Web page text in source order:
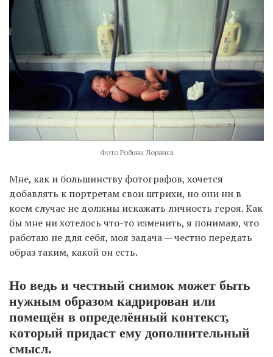
Фото Робина Лоранса
Мне, как и большинству фотографов, хочется
добавлять к портретам свои штрихи, но они ни в
коем случае не должны искажать личность героя. Как
бы мне ни хотелось что-то изменить, я понимаю, что
работаю не для себя, моя задача — честно передать
образ таким, какой он есть.
Но ведь и честный снимок может быть
нужным образом кадрирован или
помещён в определённый контекст,
который придаст ему дополнительный
смысл.